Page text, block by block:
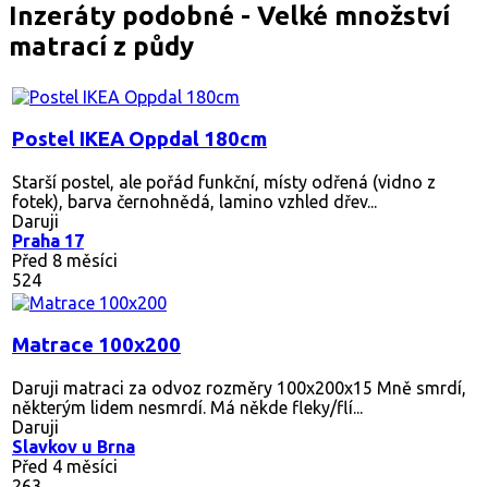
Inzeráty podobné - Velké množství
matrací z půdy
Postel IKEA Oppdal 180cm
Starší postel, ale pořád funkční, místy odřená (vidno z
fotek), barva černohnědá, lamino vzhled dřev...
Daruji
Praha 17
Před 8 měsíci
524
Matrace 100x200
Daruji matraci za odvoz rozměry 100x200x15 Mně smrdí,
některým lidem nesmrdí. Má někde fleky/flí...
Daruji
Slavkov u Brna
Před 4 měsíci